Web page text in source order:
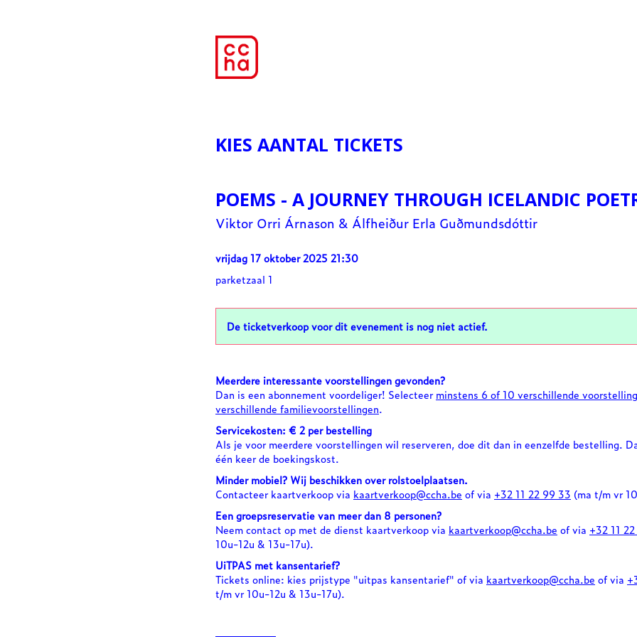
KIES AANTAL TICKETS
POEMS - A JOURNEY THROUGH ICELANDIC
Viktor Orri Árnason & Álfheiður Erla Guðmundsdóttir
vrijdag 17 oktober 2025 21:30
parketzaal 1
De ticketverkoop voor dit evenement is nog niet actief.
Meerdere interessante voorstellingen gevonden?
Dan is een abonnement voordeliger! Selecteerminstens 6 of 10 verschillende
verschillende familievoorstellingen.
Servicekosten: € 2 per bestelling
Als je voor meerdere voorstellingen wil reserveren, doe dit dan in eenzelfde bestelling.
één keer de boekingskost.
Minder mobiel? Wij beschikken over rolstoelplaatsen.
Contacteer kaartverkoop via kaartverkoop@ccha.be of via +32 11 22 99 33 (ma t/m vr
Een groepsreservatie van meer dan 8 personen?
Neem contact op met de dienst kaartverkoop via kaartverkoop@ccha.be of via +32 11
10u-12u & 13u-17u).
UiTPAS met kansentarief?
Tickets online: kies prijstype "uitpas kansentarief" of via kaartverkoop@ccha.be of via
t/m vr 10u-12u & 13u-17u).